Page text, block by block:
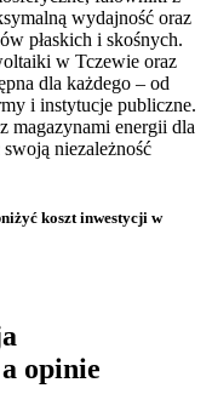
wydajność oraz
płaskich i skośnych.
w Tczewie oraz
dla każdego – od
i instytucje publiczne.
magazynami energii dla
niezależność
koszt inwestycji w
opinie